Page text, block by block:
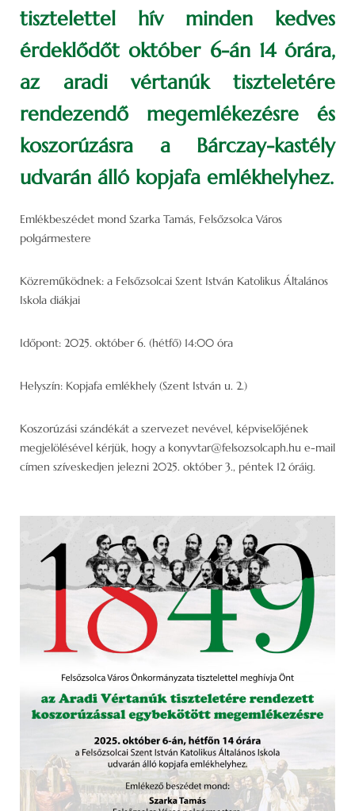
tisztelettel hív minden kedves
érdeklődőt október 6-án 14 órára,
az aradi vértanúk tiszteletére
rendezendő megemlékezésre és
koszorúzásra a Bárczay-kastély
udvarán álló kopjafa emlékhelyhez.
Emlékbeszédet mond Szarka Tamás, Felsőzsolca Város
polgármestere
Közreműködnek: a Felsőzsolcai Szent István Katolikus Általános
Iskola diákjai
Időpont: 2025. október 6. (hétfő) 14:00 óra
Helyszín: Kopjafa emlékhely (Szent István u. 2.)
Koszorúzási szándékát a szervezet nevével, képviselőjének
megjelölésével kérjük, hogy a konyvtar@felsozsolcaph.hu e-mail
címen szíveskedjen jelezni 2025. október 3., péntek 12 óráig.